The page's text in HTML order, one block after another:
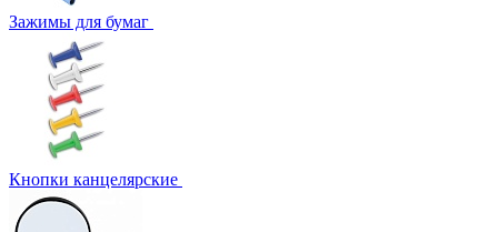
Зажимы для бумаг
Кнопки канцелярские